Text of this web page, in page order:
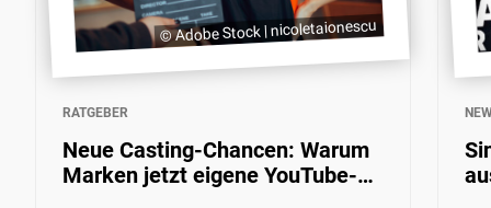
© Adobe Stock | nicoletaionescu
RATGEBER
Neue Casting-Chancen: Warum
Marken jetzt eigene YouTube-